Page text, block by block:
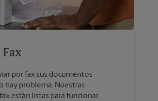
Fax
por fax sus documentos
hay problema. Nuestras
están listas para funcionar.